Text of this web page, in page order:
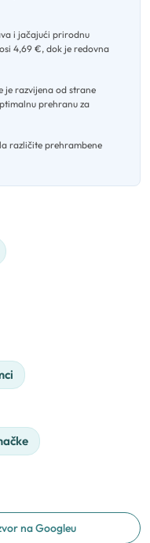
i jačajući prirodnu
4,69 €, dok je redovna
je razvijena od strane
prehranu za
različite prehrambene
na Googleu